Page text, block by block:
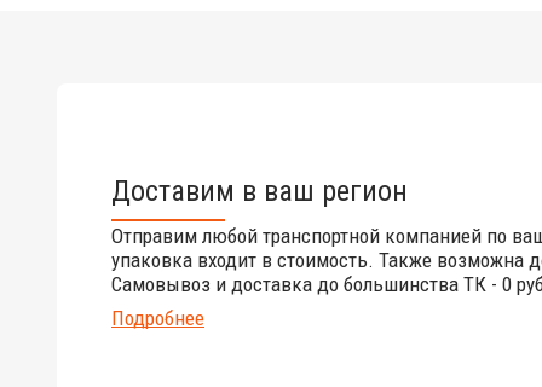
Доставим в ваш регион
Отправим любой транспортной компанией по
упаковка входит в стоимость. Также возможна
Самовывоз и доставка до большинства ТК - 0
Подробнее